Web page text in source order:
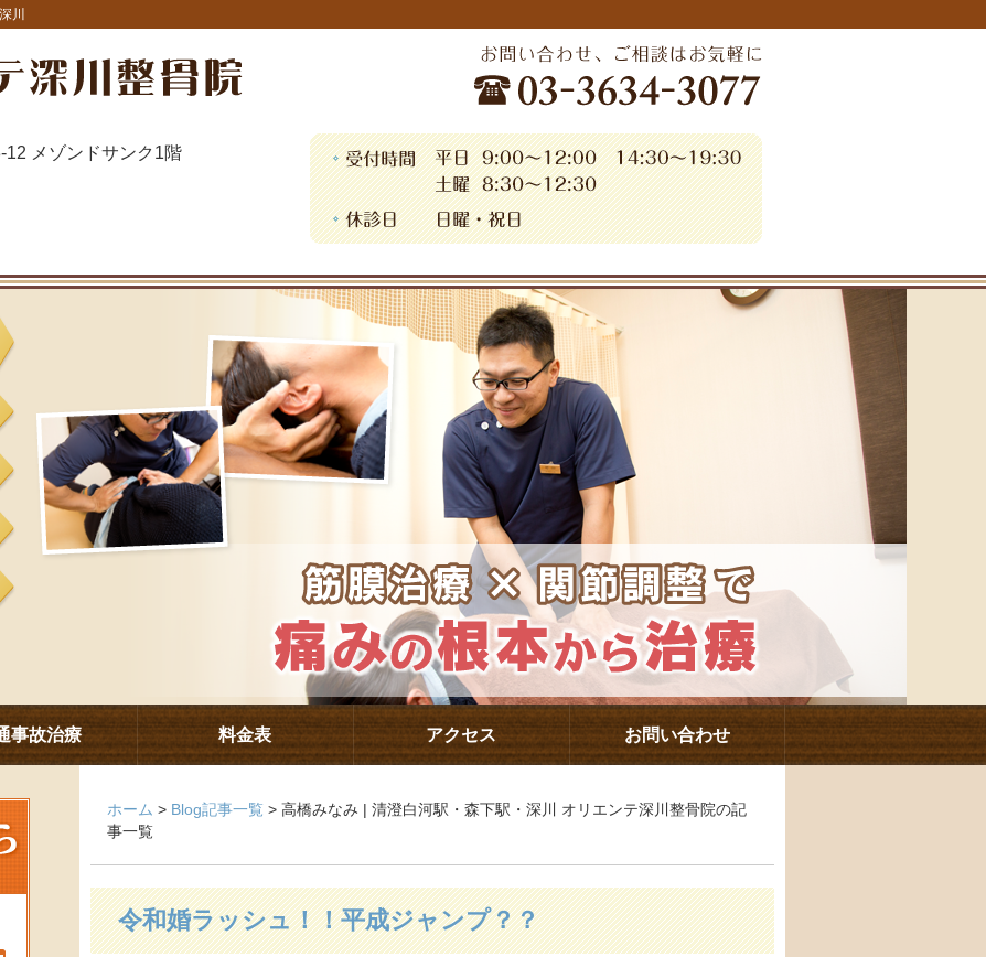
川
12 メゾンドサンク1階
事故治療 料金表 アクセス お問い合わせ
ホーム > Blog記事一覧 > 高橋みなみ | 清澄白河駅・森下駅・深川 オリエンテ深川整骨院の記
事一覧
令和婚ラッシュ！！平成ジャンプ？？